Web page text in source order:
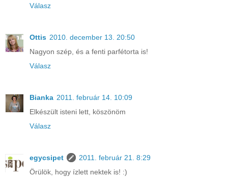
Válasz
Ottis 2010. december 13. 20:50
Nagyon szép, és a fenti parfétorta is!
Válasz
Bianka 2011. február 14. 10:09
Elkészült isteni lett, köszönöm
Válasz
egycsipet
2011. február 21. 8:29
Örülök, hogy ízlett nektek is! :)